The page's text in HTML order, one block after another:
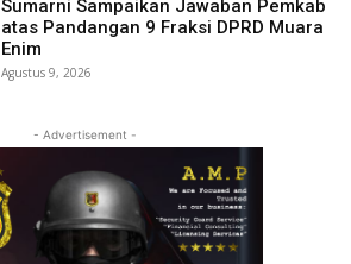
Sumarni Sampaikan Jawaban Pemkab
atas Pandangan 9 Fraksi DPRD Muara
Enim
Agustus 9, 2026
- Advertisement -